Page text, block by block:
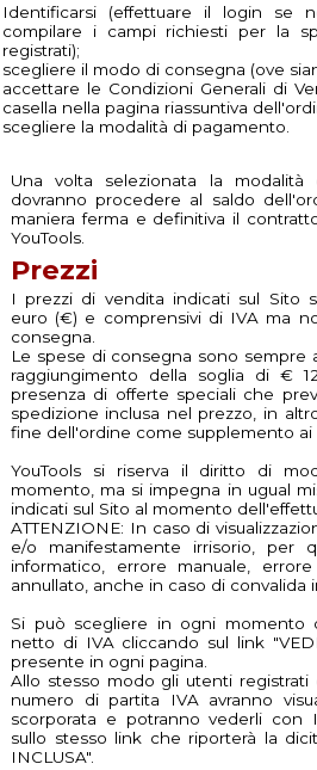
Identificarsi (effettuare il login se
compilare i campi richiesti per la
registrati);
scegliere il modo di consegna (ove
accettare le Condizioni Generali di
casella nella pagina riassuntiva
scegliere la modalità di pagamento.
Una volta selezionata la
dovranno procedere al saldo
maniera ferma e definitiva il
YouTools.
Prezzi
I prezzi di vendita indicati sul Sito
euro (€) e comprensivi di IVA ma
consegna.
Le spese di consegna sono sempre
raggiungimento della soglia di €
presenza di offerte speciali che
spedizione inclusa nel prezzo, in
fine dell'ordine come supplemento ai
YouTools si riserva il diritto di
momento, ma si impegna in ugual
indicati sul Sito al momento
ATTENZIONE: In caso di
e/o manifestamente irrisorio, per
informatico, errore manuale,
annullato, anche in caso di convalida
Si può scegliere in ogni momento
netto di IVA cliccando sul link
presente in ogni pagina.
Allo stesso modo gli utenti
numero di partita IVA avranno
scorporata e potranno vederli con
sullo stesso link che riporterà la
INCLUSA".